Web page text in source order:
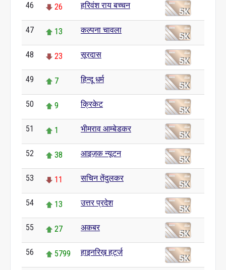
46 26 हरिवंश राय बच्चन
47 13 कल्पना चावला
48 23 सूरदास
49 7 हिन्दू धर्म
50 9 क्रिकेट
51 1 भीमराव आम्बेडकर
52 38 आइज़क न्यूटन
53 11 सचिन तेंदुलकर
54 13 उत्तर प्रदेश
55 27 अकबर
56 5799 हाइनरिख़ हर्ट्ज़